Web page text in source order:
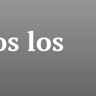
los